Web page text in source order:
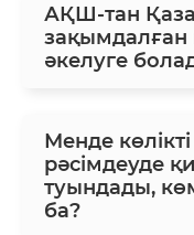
АҚШ-тан
зақымдалған
әкелуге
Менде
рәсімдеуде
туындады,
ба?